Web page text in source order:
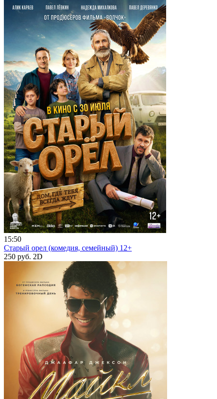
15:50
Старый орел (комедия, семейный) 12+
250 руб. 2D